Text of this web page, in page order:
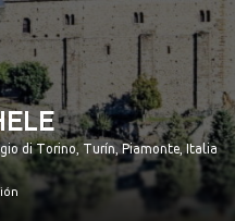
di Torino, Turín, Piamonte, Italia